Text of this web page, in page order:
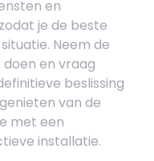
en
je de beste
Neem de
en vraag
beslissing
van de
met een
installatie.